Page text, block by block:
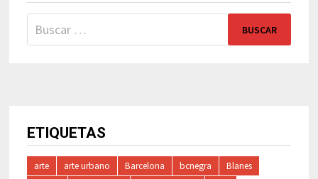
Buscar:
ETIQUETAS
arte arte urbano Barcelona bcnegra
Blanes